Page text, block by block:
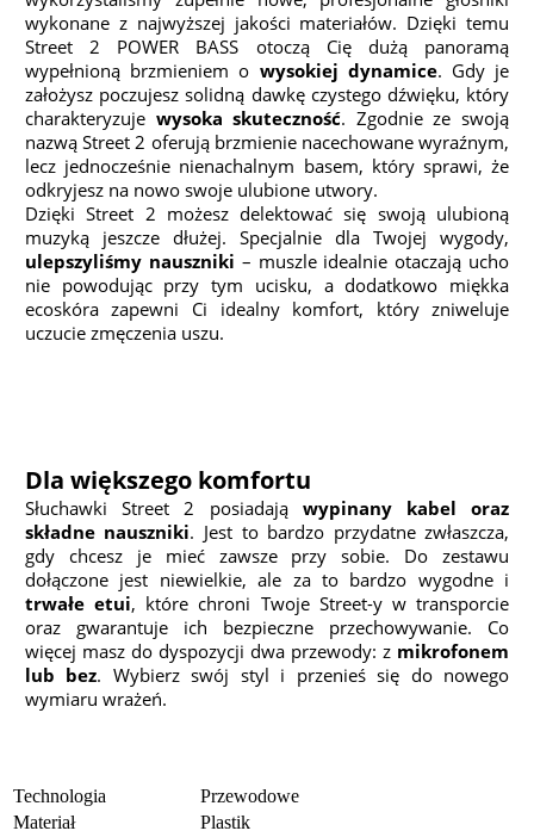
wykonane z najwyższej jakości materiałów. Dzięki temu
Street 2 POWER BASS otoczą Cię dużą panoramą
wypełnioną brzmieniem o wysokiej dynamice. Gdy je
założysz poczujesz solidną dawkę czystego dźwięku, który
charakteryzuje wysoka skuteczność. Zgodnie ze swoją
nazwą Street 2 oferują brzmienie nacechowane wyraźnym,
lecz jednocześnie nienachalnym basem, który sprawi, że
odkryjesz na nowo swoje ulubione utwory.
Dzięki Street 2 możesz delektować się swoją ulubioną
muzyką jeszcze dłużej. Specjalnie dla Twojej wygody,
ulepszyliśmy nauszniki – muszle idealnie otaczają ucho
nie powodując przy tym ucisku, a dodatkowo miękka
ecoskóra zapewni Ci idealny komfort, który zniweluje
uczucie zmęczenia uszu.
Dla większego komfortu
Słuchawki Street 2 posiadają wypinany kabel oraz
składne nauszniki. Jest to bardzo przydatne zwłaszcza,
gdy chcesz je mieć zawsze przy sobie. Do zestawu
dołączone jest niewielkie, ale za to bardzo wygodne i
trwałe etui, które chroni Twoje Street-y w transporcie
oraz gwarantuje ich bezpieczne przechowywanie. Co
więcej masz do dyspozycji dwa przewody: z mikrofonem
lub bez. Wybierz swój styl i przenieś się do nowego
wymiaru wrażeń.
Technologia
Przewodowe
Materiał
Plastik